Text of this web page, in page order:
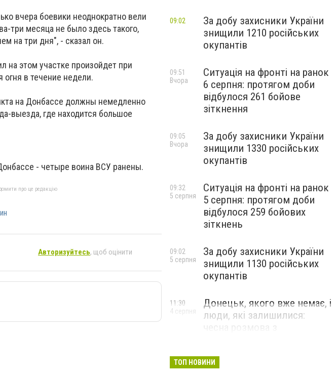
вчера боевики неоднократно вели
три месяца не было здесь такого,
на три дня", - сказал он.
на этом участке произойдет при
в течение недели.
на Донбассе должны немедленно
выезда, где находится большое
- четыре воина ВСУ ранены.
про це редакцію
Авторизуйтесь, щоб оцінити
За добу захисники України
знищили 1210 російських
окупантів
09:02
Ситуація на фронті на ранок
6 серпня: протягом доби
відбулося 261 бойове
зіткнення
09:51
Вчора
За добу захисники України
знищили 1330 російських
окупантів
09:05
Вчора
Ситуація на фронті на ранок
5 серпня: протягом доби
відбулося 259 бойових
зіткнень
09:32
5 серпня
За добу захисники України
знищили 1130 російських
окупантів
09:02
5 серпня
Донецьк, якого вже немає, і
люди, які залишилися:
11:30
4 серпня
ТОП НОВИНИ